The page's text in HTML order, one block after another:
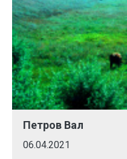
Петров Вал
06.04.2021